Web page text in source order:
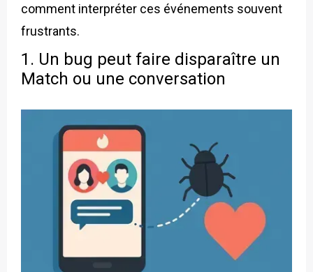
comment interpréter ces événements souvent
frustrants.
1. Un bug peut faire disparaître un
Match ou une conversation